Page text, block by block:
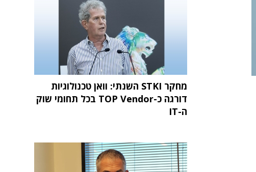
מחקר STKI השנתי: וואן טכנולוגיות
דורגה כ-TOP Vendor בכל תחומי שוק
ה-IT